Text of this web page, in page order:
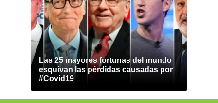
Las 25 mayores fortunas del mundo
esquivan las pérdidas causadas por
#Covid19